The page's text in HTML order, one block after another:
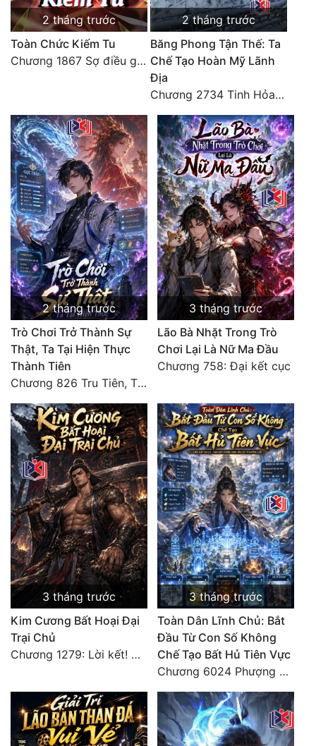
2 tháng trước
Toàn Chức Kiếm Tu
Chương 1867 Sợ điều gì sẽ gặp điều đó
2 tháng trước
Băng Phong Tận Thế: Ta
Chế Tạo Hoàn Mỹ Lãnh
Địa
Chương 2734 Tinh Hỏa (Đại kết cục) (2)
2 tháng trước
Trò Chơi Trở Thành Sự
Thật, Ta Tại Hiện Thực
Thành Tiên
Chương 826 Tru Tiên, Thiên Đạo Chi Thượng, Độc Đoán Vạn Cổ (Đại kết cục)
3 tháng trước
Lão Bà Nhặt Trong Trò
Chơi Lại Là Nữ Ma Đầu
Chương 758: Đại kết cục
3 tháng trước
Kim Cương Bất Hoại Đại
Trại Chủ
Chương 1279: Lời kết! Giang hồ hẹn ngày gặp lại!
3 tháng trước
Toàn Dân Lĩnh Chủ: Bắt
Đầu Từ Con Số Không
Chế Tạo Bất Hủ Tiên Vực
Chương 6024 Phượng Tổ giúp ta! Mở lại luân hồi!